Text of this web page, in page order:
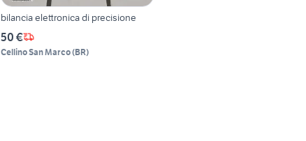
bilancia elettronica di precisione
50 €
Cellino San Marco(BR)